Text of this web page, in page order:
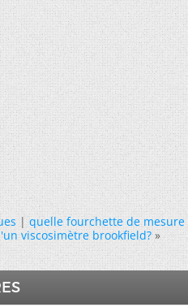
|quelle fourchette de mesure
viscosimètre brookfield? »